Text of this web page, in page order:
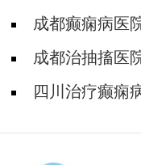
疗?成都癫痫病医
治疗?成都治抽搐医
四川治疗癫痫